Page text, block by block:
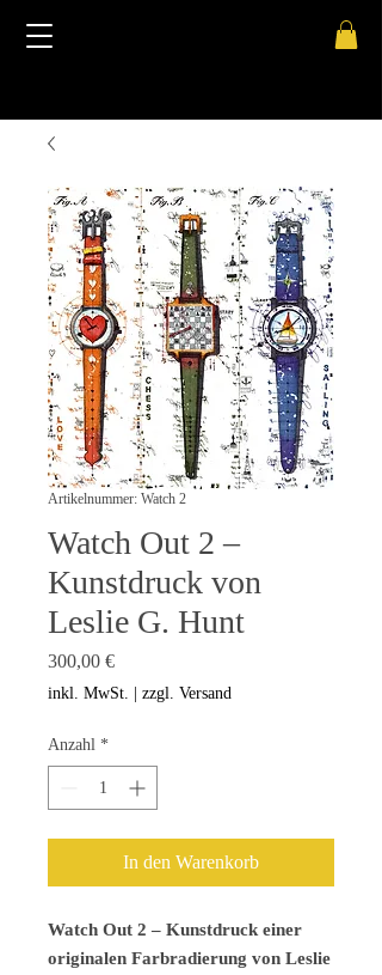
Artikelnummer: Watch 2
Watch Out 2 –
Kunstdruck von
Leslie G. Hunt
300,00 €Preis
inkl. MwSt. zzgl. Versand
Anzahl *
In den Warenkorb
Watch Out 2 – Kunstdruck einer
originalen Farbradierung von Leslie